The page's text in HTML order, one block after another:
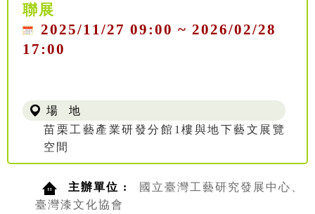
聯展
2025/11/27 09:00 ~ 2026/02/28
17:00
場 地
苗栗工藝產業研發分館1樓與地下藝文展覽
空間
主辦單位 :
國立臺灣工藝研究發展中心、
臺灣漆文化協會